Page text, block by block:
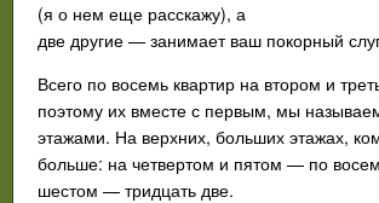
(я о нем еще расскажу), а
две другие — занимает ваш покорный
Всего по восемь квартир на втором и
поэтому их вместе с первым, мы
этажами. На верхних, больших этажах,
больше: на четвертом и пятом — по
шестом — тридцать две.